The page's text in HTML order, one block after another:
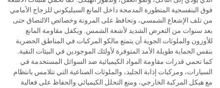
فوق البنفسجية المتطورة المدمجة داخل المانع السيليكوني للزجاج الأمامي
من تلف الإشعاع الشمسي، وتحافظ على المرونة وخصائص الالتصاق حتى
بعد سنوات من التعرض الشديد لأشعة الشمس. ويكفل مقاومة المانع
للأوزون والملوثات الجوية أن يتمتع مالكو المركبات في المناطق الحضرية
بنفس الحماية طويلة الأمد المتوفرة لأولئك الموجودين في البيئات النقية.
كما تحمي قدرات مقاومة المواد الكيميائية ضد السوائل المستخدمة في
السيارات، ومركبات إذابة الجليد، والملوثات الصناعية التي تتلامس بانتظام
مع هيكل المركبة الخارجي، ومنع التحلل الكيميائي والحفاظ على فعالية